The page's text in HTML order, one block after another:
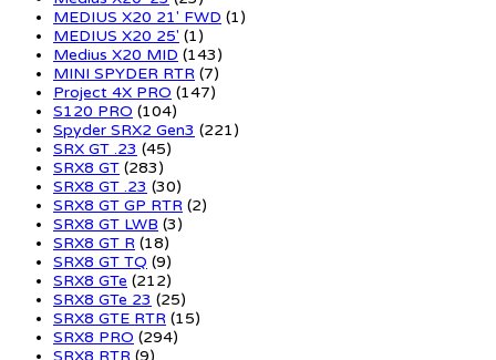
MEDIUS X20 21' FWD (1)
MEDIUS X20 25' (1)
Medius X20 MID (143)
MINI SPYDER RTR (7)
Project 4X PRO (147)
S120 PRO (104)
Spyder SRX2 Gen3 (221)
SRX GT .23 (45)
SRX8 GT (283)
SRX8 GT .23 (30)
SRX8 GT GP RTR (2)
SRX8 GT LWB (3)
SRX8 GT R (18)
SRX8 GT TQ (9)
SRX8 GTe (212)
SRX8 GTe 23 (25)
SRX8 GTE RTR (15)
SRX8 PRO (294)
SRX8 RTR (9)